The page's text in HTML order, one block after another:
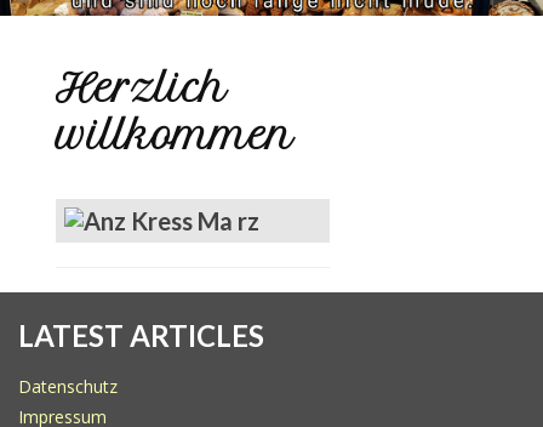
Herzlich
willkommen
LATEST ARTICLES
Datenschutz
Impressum